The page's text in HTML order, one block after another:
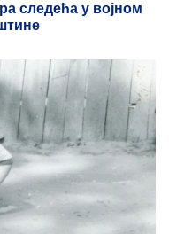
следећа у војном